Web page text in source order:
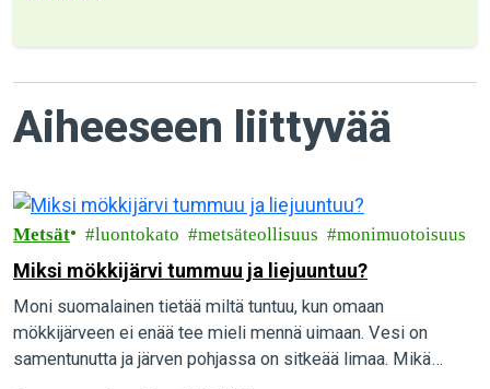
Aiheeseen liittyvää
Metsät luontokato metsäteollisuus monimuotoisuus
Miksi mökkijärvi tummuu ja liejuuntuu?
Moni suomalainen tietää miltä tuntuu, kun omaan
mökkijärveen ei enää tee mieli mennä uimaan. Vesi on
samentunutta ja järven pohjassa on sitkeää limaa. Mikä